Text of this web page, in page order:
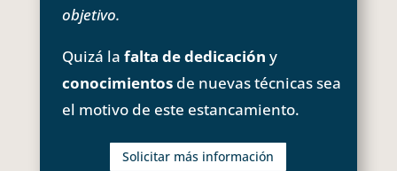
objetivo.
Quizá la falta de dedicación y
conocimientosde nuevas técnicas sea
el motivo de este estancamiento.
Solicitar más información